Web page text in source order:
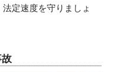
定速度を守りましょ